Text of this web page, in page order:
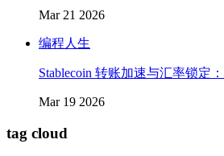
Mar 21 2026
编程人生
Stablecoin 转账加速与汇率锁定
Mar 19 2026
tag cloud